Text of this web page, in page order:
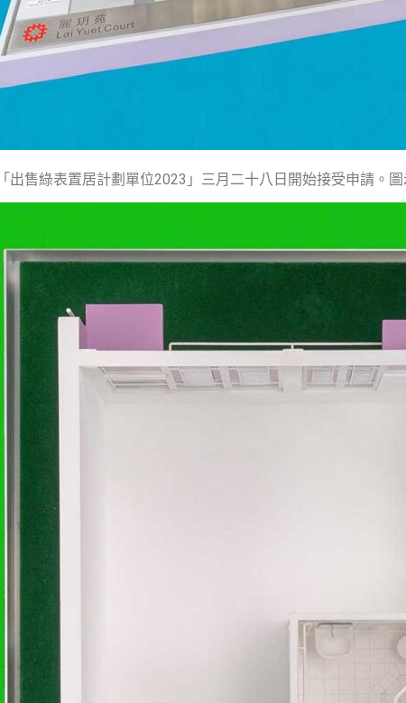
「出售綠表置居計劃單位2023」三月二十八日開始接受申請。